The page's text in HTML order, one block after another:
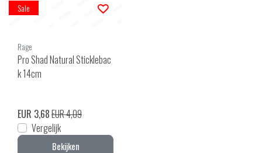
Sale
Rage
Pro Shad Natural Sticklebac
k 14cm
EUR 3,68EUR 4,09
Vergelijk
Bekijken